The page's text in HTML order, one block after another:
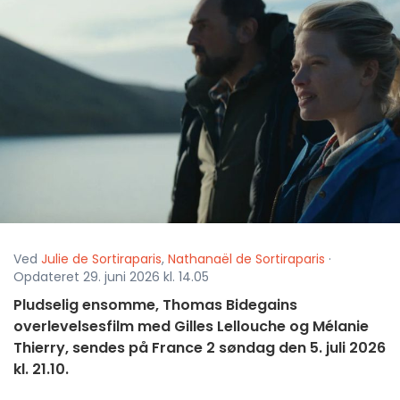
Ved Julie de Sortiraparis, Nathanaël de Sortiraparis ·
Opdateret 29. juni 2026 kl. 14.05
Pludselig ensomme, Thomas Bidegains
overlevelsesfilm med Gilles Lellouche og Mélanie
Thierry, sendes på France 2 søndag den 5. juli 2026
kl. 21.10.